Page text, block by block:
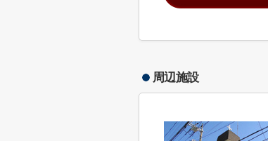
周辺施設